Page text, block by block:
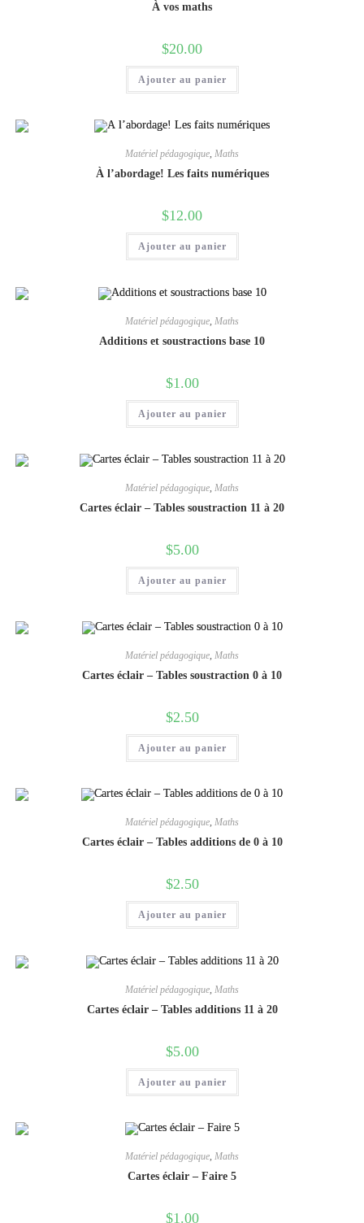
À vos maths
$20.00
Ajouter au panier
Matériel pédagogique, Maths
À l’abordage! Les faits numériques
$12.00
Ajouter au panier
Matériel pédagogique Maths
Additions et soustractions base 10
$1.00
Ajouter au panier
Matériel pédagogique, Maths
Cartes éclair – Tables soustraction 11 à 20
$5.00
Ajouter au panier
Matériel pédagogique Maths
Cartes éclair – Tables soustraction 0 à 10
$2.50
Ajouter au panier
Matériel pédagogique, Maths
Cartes éclair – Tables additions de 0 à 10
$2.50
Ajouter au panier
Matériel pédagogique Maths
Cartes éclair – Tables additions 11 à 20
$5.00
Ajouter au panier
Matériel pédagogique, Maths
Cartes éclair – Faire 5
$1.00